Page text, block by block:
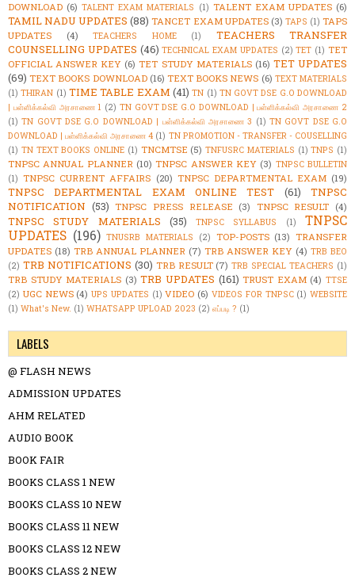
DOWNLOAD (6) TALENT EXAM MATERIALS (1) TALENT EXAM UPDATES (6)
TAMIL NADU UPDATES (88) TANCET EXAM UPDATES (3) TAPS (1) TAPS
UPDATES
(4) TEACHERS HOME (1)
TEACHERS TRANSFER
COUNSELLING UPDATES (46) TECHNICAL EXAM UPDATES (2) TET (1) TET
OFFICIAL ANSWER KEY (6) TET STUDY MATERIALS (16) TET UPDATES
(69) TEXT BOOKS DOWNLOAD (16) TEXT BOOKS NEWS (6) TEXT MATERIALS
(1) THIRAN (1) TIME TABLE EXAM (41) TN (1) TN GOVT DSE G.O DOWNLOAD
| பள்ளிக்கல்வி அரசாணை 1 (2) TN GOVT DSE G.O DOWNLOAD | பள்ளிக்கல்வி அரசாணை 2
(1) TN GOVT DSE G.O DOWNLOAD | பள்ளிக்கல்வி அரசாணை 3 (1) TN GOVT DSE G.O
DOWNLOAD | பள்ளிக்கல்வி அரசாணை 4 (1) TN PROMOTION - TRANSFER - COUSELLING
(1) TN TEXT BOOKS ONLINE (1) TNCMTSE (5) TNFUSRC MATERIALS (1) TNPS (1)
TNPSC ANNUAL PLANNER (10) TNPSC ANSWER KEY (3) TNPSC BULLETIN
(1) TNPSC CURRENT AFFAIRS (20) TNPSC DEPARTMENTAL EXAM (19)
TNPSC DEPARTMENTAL EXAM ONLINE TEST (61)
TNPSC
NOTIFICATION (53) TNPSC PRESS RELEASE (3) TNPSC RESULT (4)
TNPSC STUDY MATERIALS (35) TNPSC SYLLABUS (1)
TNPSC
UPDATES (196) TNUSRB MATERIALS (2) TOP-POSTS (13) TRANSFER
UPDATES (18) TRB ANNUAL PLANNER (7) TRB ANSWER KEY (4) TRB BEO
(2) TRB NOTIFICATIONS (30) TRB RESULT (7) TRB SPECIAL TEACHERS (1)
TRB STUDY MATERIALS (3) TRB UPDATES (161) TRUST EXAM (4) TTSE
(2) UGC NEWS (4) UPS UPDATES (1) VIDEO (6) VIDEOS FOR TNPSC (1) WEBSITE
(1) What's New. (1) WHATSAPP UPLOAD 2023 (2) எப்படி ? (1)
LABELS
@ FLASH NEWS
ADMISSION UPDATES
AHM RELATED
AUDIO BOOK
BOOK FAIR
BOOKS CLASS 1 NEW
BOOKS CLASS 10 NEW
BOOKS CLASS 11 NEW
BOOKS CLASS 12 NEW
BOOKS CLASS 2 NEW